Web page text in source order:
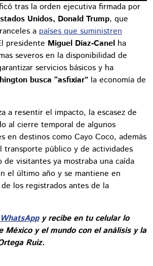
tras la orden ejecutiva firmada por
Unidos, Donald Trump, que
a países que suministren
presidente Miguel Díaz-Canel ha
severos en la disponibilidad de
servicios básicos y ha
busca “asfixiar” la economía de
a resentir el impacto, la escasez de
al cierre temporal de algunos
en destinos como Cayo Coco, además
transporte público y de actividades
visitantes ya mostraba una caída
el último año y se mantiene en
los registrados antes de la
y recibe en tu celular lo
México y el mundo con el análisis y la
Ruiz.